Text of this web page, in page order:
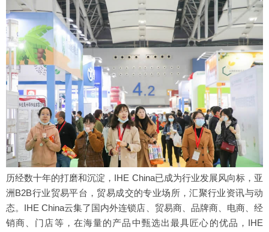
历经数十年的打磨和沉淀，IHE China已成为行业发展风向标，亚
洲B2B行业贸易平台，贸易成交的专业场所，汇聚行业资讯与动
态。IHE China云集了国内外连锁店、贸易商、品牌商、电商、经
销商、门店等，在海量的产品中甄选出最具匠心的优品，IHE